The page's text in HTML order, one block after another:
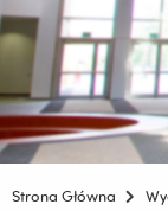
Strona Główna